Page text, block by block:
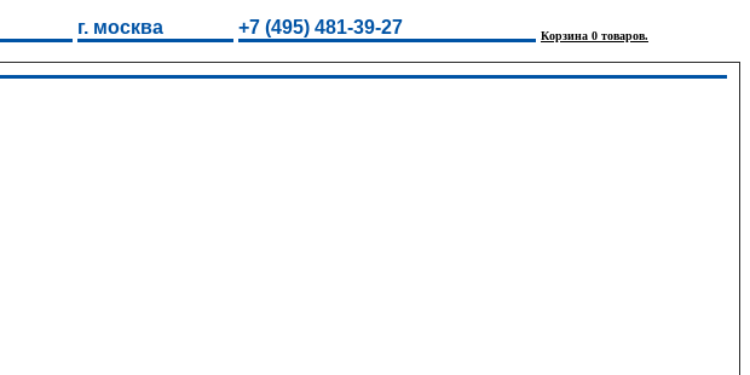
г. москва +7 (495) 481-39-27 Корзина 0 товаров.